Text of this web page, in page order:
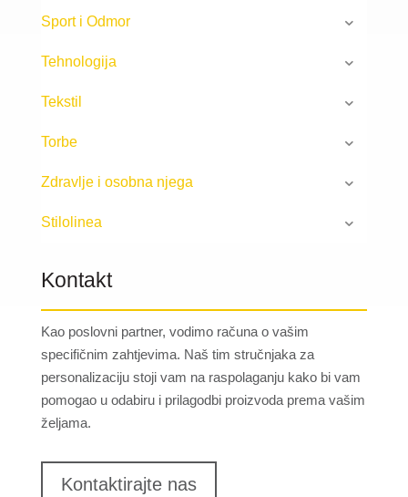
Sport i Odmor
Tehnologija
Tekstil
Torbe
Zdravlje i osobna njega
Stilolinea
Kontakt
Kao poslovni partner, vodimo računa o vašim
specifičnim zahtjevima. Naš tim stručnjaka za
personalizaciju stoji vam na raspolaganju kako bi vam
pomogao u odabiru i prilagodbi proizvoda prema vašim
željama.
Kontaktirajte nas